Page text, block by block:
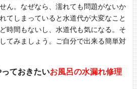
ん。なぜなら、濡れても問題がないか
てしまっていると水道代が大変なこと
時間もないし、水道代も気になる。そ
てみましょう。ご自分で出来る簡単対
っておきたいお風呂の水漏れ修理